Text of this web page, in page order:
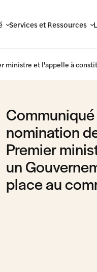
Services et Ressources
et l'appelle à
nomination
Premier
un
place au